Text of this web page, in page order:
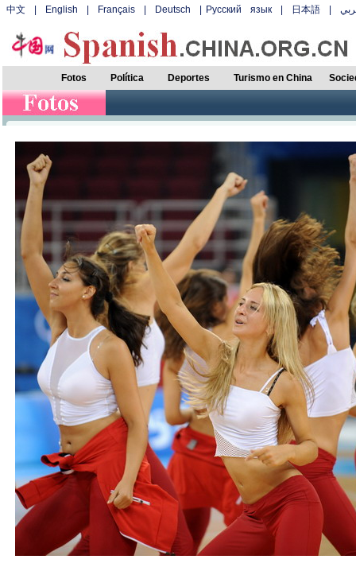
中文 English Français Deutsch Русский язык 日本語
Fotos Política Deportes Turismo en China